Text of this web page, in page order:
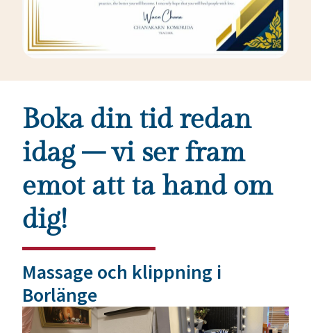
Boka din tid redan
idag – vi ser fram
emot att ta hand om
dig!
Massage och klippning i
Borlänge